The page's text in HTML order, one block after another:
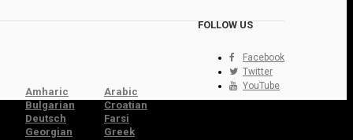
FOLLOW US
Facebook
Twitter
YouTube
Amharic
Arabic
Bulgarian
Croatian
Deutsch
Farsi
Georgian
Greek